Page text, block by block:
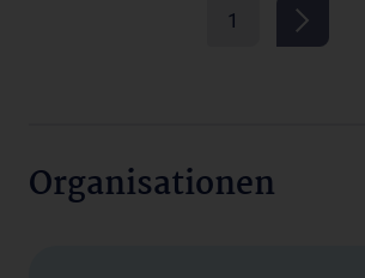
1
Organisationen